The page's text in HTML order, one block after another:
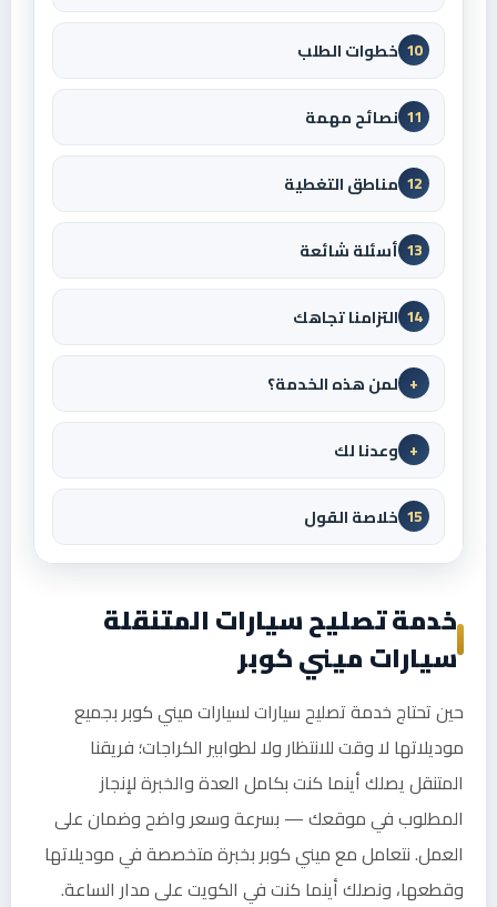
10 خطوات الطلب
11 نصائح مهمة
12 مناطق التغطية
13 أسئلة شائعة
14 التزامنا تجاهك
+ لمن هذه الخدمة؟
+ وعدنا لك
15 خلاصة القول
خدمة تصليح سيارات المتنقلة
سيارات ميني كوبر
حين تحتاج خدمة تصليح سيارات لسيارات ميني كوبر بجميع
موديلاتها لا وقت للانتظار ولا لطوابير الكراجات؛ فريقنا
المتنقل يصلك أينما كنت بكامل العدة والخبرة لإنجاز
المطلوب في موقعك — بسرعة وسعر واضح وضمان على
العمل. نتعامل مع ميني كوبر بخبرة متخصصة في موديلاتها
وقطعها، ونصلك أينما كنت في الكويت على مدار الساعة.